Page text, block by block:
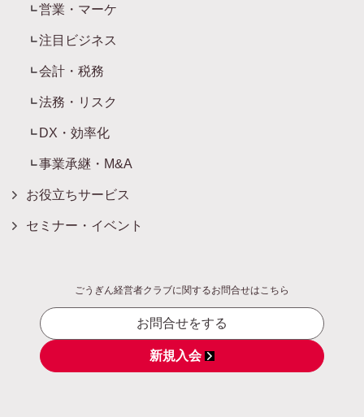
営業・マーケ
注目ビジネス
会計・税務
法務・リスク
DX・効率化
事業承継・M&A
お役立ちサービス
セミナー・イベント
ごうぎん経営者クラブに関するお問合せはこちら
お問合せをする
新規入会